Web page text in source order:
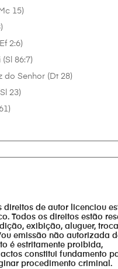
15)
2:6)
86:7)
do Senhor (Dt 28)
23)
direitos de autor licenciou
Todos os direitos estão
exibição, aluguer,
emissão não autorizada
é estritamente proibida,
constitui fundamento
procedimento criminal.